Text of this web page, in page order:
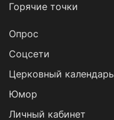
Горячие точки
Опрос
Cоцсети
Церковный календарь
Юмор
Личный кабинет